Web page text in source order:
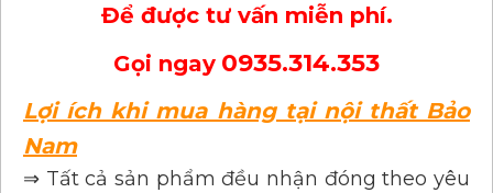
Để được tư vấn miễn phí.
Gọi ngay 0935.314.353
Lợi ích khi mua hàng tại nội thất Bảo
Nam
⇒ Tất cả sản phẩm đều nhận đóng theo yêu